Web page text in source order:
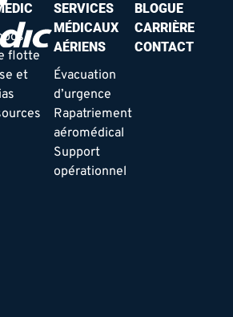
flotte
et
SERVICES
MÉDICAUX
AÉRIENS
Évacuation
d’urgence
Rapatriement
aéromédical
Support
opérationnel
BLOGUE
CARRIÈRE
CONTACT